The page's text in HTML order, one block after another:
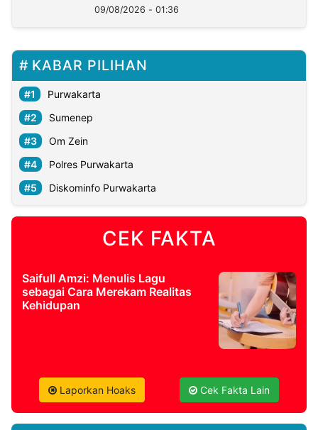
09/08/2026 - 01:36
KABAR PILIHAN
Purwakarta
Sumenep
Om Zein
Polres Purwakarta
Diskominfo Purwakarta
CEK FAKTA
Saifull Amzi: Menulis Lagu
sebagai Cara Merekam Realitas
Kehidupan
Laporkan Hoaks Cek Fakta Lain